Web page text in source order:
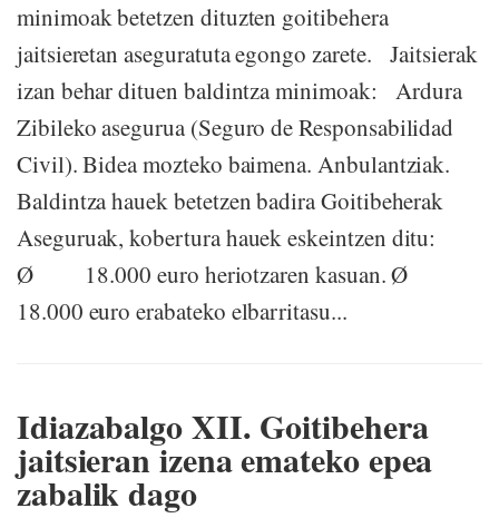
minimoak betetzen dituzten goitibehera
jaitsieretan aseguratuta egongo zarete. Jaitsierak
izan behar dituen baldintza minimoak: Ardura
Zibileko asegurua (Seguro de Responsabilidad
Civil). Bidea mozteko baimena. Anbulantziak.
Baldintza hauek betetzen badira Goitibeherak
Aseguruak, kobertura hauek eskeintzen ditu:
Ø 18.000 euro heriotzaren kasuan. Ø
18.000 euro erabateko elbarritasu...
Idiazabalgo XII. Goitibehera
jaitsieran izena emateko epea
zabalik dago